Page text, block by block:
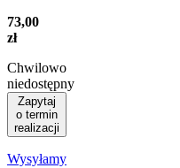
73,00
zł
Chwilowo
niedostępny
Zapytaj
o termin
realizacji
Wysyłamy